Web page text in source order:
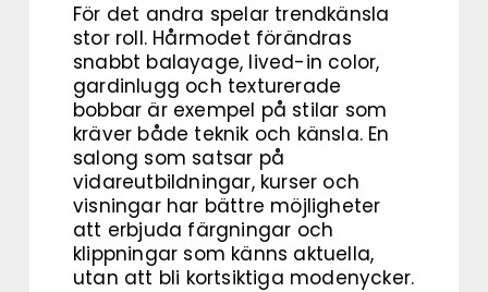
För det andra spelar trendkänsla
stor roll. Hårmodet förändras
snabbt balayage, lived-in color,
gardinlugg och texturerade
bobbar är exempel på stilar som
kräver både teknik och känsla. En
salong som satsar på
vidareutbildningar, kurser och
visningar har bättre möjligheter
att erbjuda färgningar och
klippningar som känns aktuella,
utan att bli kortsiktiga modenycker.